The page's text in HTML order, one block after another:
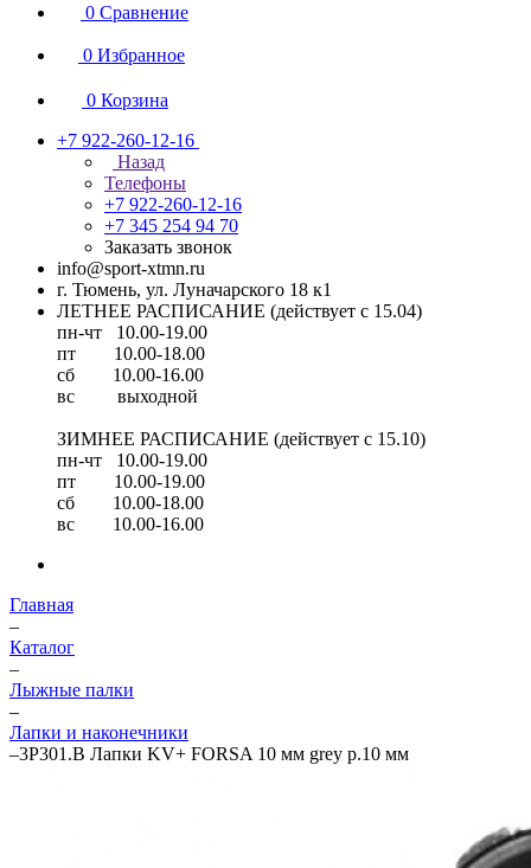
0 Сравнение
0 Избранное
0 Корзина
+7 922-260-12-16
Назад
Телефоны
+7 922-260-12-16
+7 345 254 94 70
Заказать звонок
info@sport-xtmn.ru
г. Тюмень, ул. Луначарского 18 к1
ЛЕТНЕЕ РАСПИСАНИЕ (действует с 15.04)
пн-чт 10.00-19.00
пт 10.00-18.00
сб 10.00-16.00
вс выходной
ЗИМНЕЕ РАСПИСАНИЕ (действует с 15.10)
пн-чт 10.00-19.00
пт 10.00-19.00
сб 10.00-18.00
вс 10.00-16.00
Главная
–
Каталог
–
Лыжные палки
–
Лапки и наконечники
–3P301.B Лапки KV+ FORSA 10 мм grey р.10 мм